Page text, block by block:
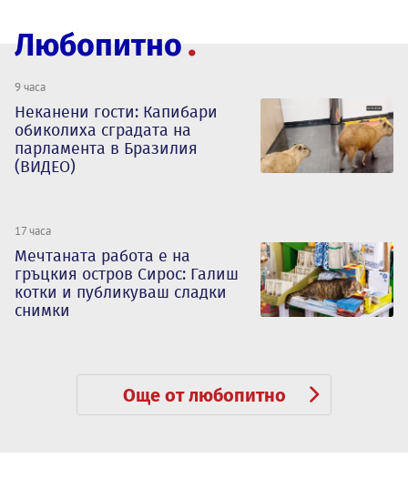
Любопитно
9 часа
Неканени гости: Капибари
обиколиха сградата на
парламента в Бразилия
(ВИДЕО)
17 часа
Мечтаната работа е на
гръцкия остров Сирос: Галиш
котки и публикуваш сладки
снимки
Още от любопитно